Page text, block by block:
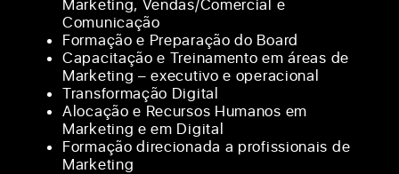
Marketing, Vendas/Comercial e
Comunicação
Formação e Preparação do Board
Capacitação e Treinamento em áreas de
Marketing – executivo e operacional
Transformação Digital
Alocação e Recursos Humanos em
Marketing e em Digital
Formação direcionada a profissionais de
Marketing